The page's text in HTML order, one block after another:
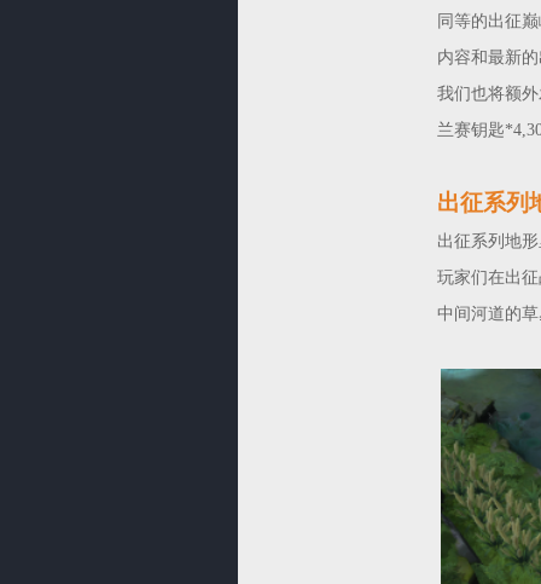
同等的出征
内容和最新
我们也将额
兰赛钥匙
出征系列
出征系列地
玩家们在出
中间河道的